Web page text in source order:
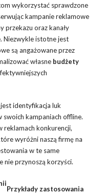
wykorzystać sprawdzone
kampanie reklamowe
przekazu oraz kanały
Niezwykle istotne jest
są angażowane przez
własne budżety
identyfikacja luk
kampaniach offline.
reklamach konkurencji,
wyróżni naszą firmę na
w te same
nie przynoszą korzyści.
Przykłady zastosowania